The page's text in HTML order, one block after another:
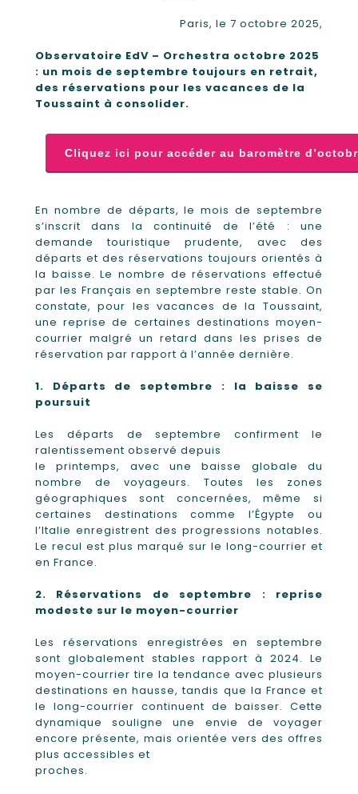
Paris, le 7 octobre 2025,
Observatoire EdV – Orchestra octobre 2025
: un mois de septembre toujours en retrait,
des réservations pour les vacances de la
Toussaint à consolider.
Cliquez ici pour accéder au baromètre
En nombre de départs, le mois de septembre
s’inscrit dans la continuité de l’été : une
demande touristique prudente, avec des
départs et des réservations toujours orientés à
la baisse. Le nombre de réservations effectué
par les Français en septembre reste stable. On
constate, pour les vacances de la Toussaint,
une reprise de certaines destinations moyen-
courrier malgré un retard dans les prises de
réservation par rapport à l’année dernière.
1. Départs de septembre : la baisse se
poursuit
Les départs de septembre confirment le
ralentissement observé depuis
le printemps, avec une baisse globale du
nombre de voyageurs. Toutes les zones
géographiques sont concernées, même si
certaines destinations comme l’Égypte ou
l’Italie enregistrent des progressions notables.
Le recul est plus marqué sur le long-courrier et
en France.
2. Réservations de septembre : reprise
modeste sur le moyen-courrier
Les réservations enregistrées en septembre
sont globalement stables rapport à 2024. Le
moyen-courrier tire la tendance avec plusieurs
destinations en hausse, tandis que la France et
le long-courrier continuent de baisser. Cette
dynamique souligne une envie de voyager
encore présente, mais orientée vers des offres
plus accessibles et
proches.